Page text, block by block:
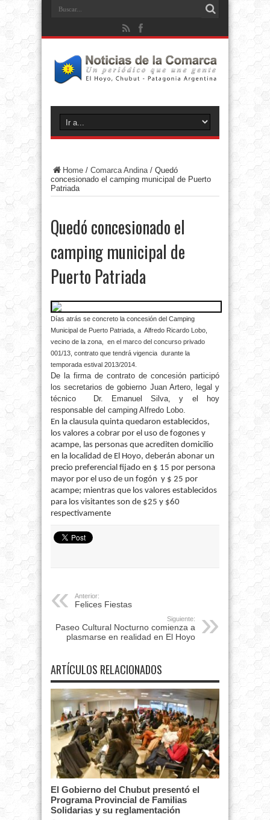
Home / Comarca Andina/ Quedó
concesionado el camping municipal de Puerto
Patriada
Quedó concesionado el
camping municipal de
Puerto Patriada
Días atrás se concreto la concesión del Camping
Municipal de Puerto Patriada, a Alfredo Ricardo Lobo,
vecino de la zona, en el marco del concurso privado
001/13, contrato que tendrá vigencia durante la
temporada estival 2013/2014.
De la firma de contrato de concesión participó
los secretarios de gobierno Juan Artero, legal y
técnico Dr. Emanuel Silva, y el hoy
responsable del camping Alfredo Lobo.
En la clausula quinta quedaron establecidos,
los valores a cobrar por el uso de fogones y
acampe, las personas que acrediten domicilio
en la localidad de El Hoyo, deberán abonar un
precio preferencial fijado en $ 15 por persona
mayor por el uso de un fogón y $ 25 por
acampe; mientras que los valores establecidos
para los visitantes son de $25 y $60
respectivamente
Anterior:
Felices Fiestas
Siguiente:
Paseo Cultural Nocturno comienza a
plasmarse en realidad en El Hoyo
ARTÍCULOS RELACIONADOS
El Gobierno del Chubut presentó el
Programa Provincial de Familias
Solidarias y su reglamentación